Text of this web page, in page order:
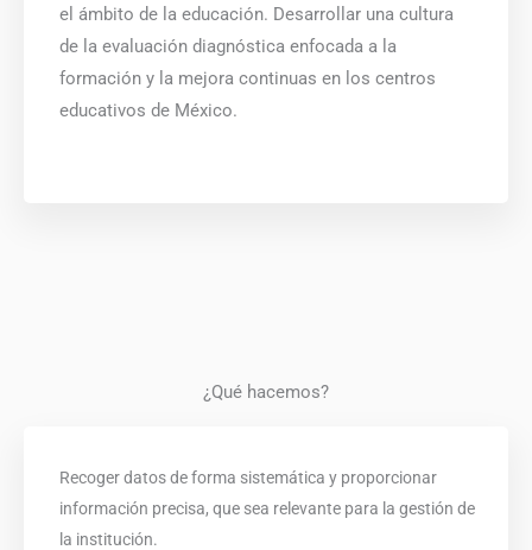
el ámbito de la educación. Desarrollar una cultura
de la evaluación diagnóstica enfocada a la
formación y la mejora continuas en los centros
educativos de México.
¿Qué hacemos?
Recoger datos de forma sistemática y proporcionar
información precisa, que sea relevante para la gestión de
la institución.